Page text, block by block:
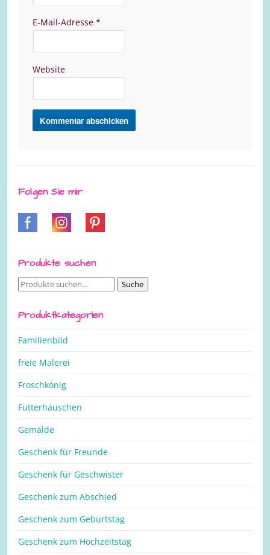
E-Mail-Adresse *
Website
Folgen Sie mir
Produkte suchen
Suche
Suche
Produktkategorien
Familienbild
freie Malerei
Froschkönig
Futterhäuschen
Gemälde
Geschenk für Freunde
Geschenk für Geschwister
Geschenk zum Abschied
Geschenk zum Geburtstag
Geschenk zum Hochzeitstag